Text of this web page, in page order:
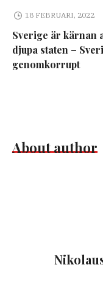
18 FEBRUARI, 2022
Sverige är kärnan
djupa staten –
genomkorrupt
About author